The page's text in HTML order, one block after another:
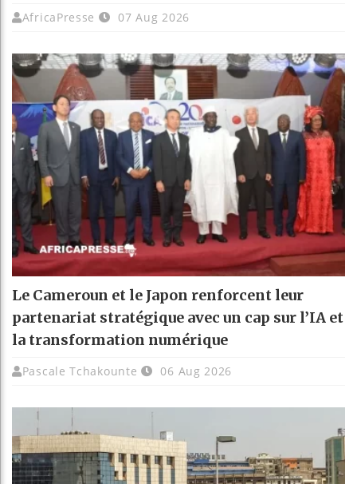
AfricaPresse 07 Aug 2026
Le Cameroun et le Japon renforcent leur
partenariat stratégique avec un cap sur l’IA et
la transformation numérique
Pascale Tchakounte 06 Aug 2026